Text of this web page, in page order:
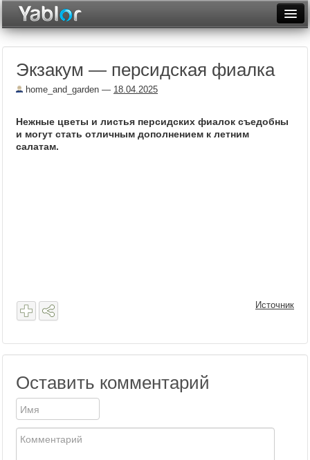
Неделя
Месяц
Рейтинги
Экзакум — персидская фиалка
home_and_garden — 18.04.2025
Нежные цветы и листья персидских фиалок съедобны
и могут стать отличным дополнением к летним
салатам.
Источник
Оставить комментарий